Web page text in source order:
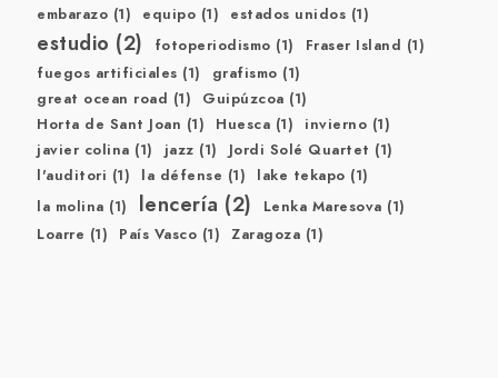
embarazo (1) equipo (1) estados unidos (1)
estudio (2) fotoperiodismo (1) Fraser Island (1)
fuegos artificiales (1) grafismo (1)
great ocean road (1) Guipúzcoa (1)
Horta de Sant Joan (1) Huesca (1) invierno (1)
javier colina (1) jazz (1) Jordi Solé Quartet (1)
l'auditori (1) la défense (1) lake tekapo (1)
la molina (1) lencería (2) Lenka Maresova (1)
Loarre (1) País Vasco (1) Zaragoza (1)